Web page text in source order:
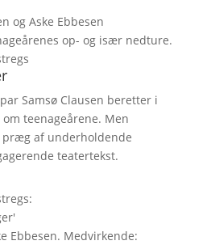
og Aske Ebbesen
op- og især nedture.
Samsø Clausen beretter i
teenageårene. Men
af underholdende
teatertekst.
Ebbesen. Medvirkende: